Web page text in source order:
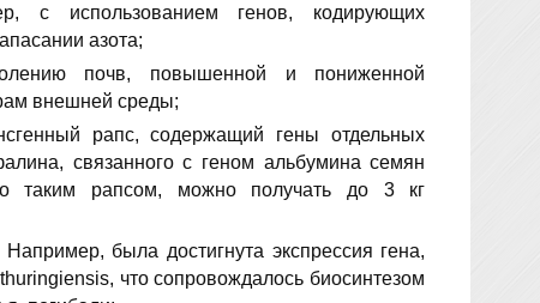
с использованием генов, кодирующих
азота;
почв, повышенной и пониженной
внешней среды;
рапс, содержащий гены отдельных
связанного с геном альбумина семян
таким рапсом, можно получать до 3 кг
была достигнута экспрессия гена,
что сопровождалось биосинтезом